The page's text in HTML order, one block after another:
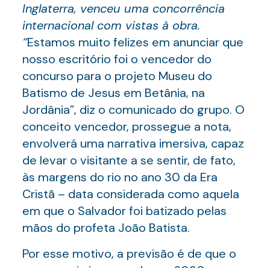
Inglaterra, venceu uma concorrência
internacional com vistas à obra.
“Estamos muito felizes em anunciar que
nosso escritório foi o vencedor do
concurso para o projeto Museu do
Batismo de Jesus em Betânia, na
Jordânia”, diz o comunicado do grupo. O
conceito vencedor, prossegue a nota,
envolverá uma narrativa imersiva, capaz
de levar o visitante a se sentir, de fato,
às margens do rio no ano 30 da Era
Cristã – data considerada como aquela
em que o Salvador foi batizado pelas
mãos do profeta João Batista.
Por esse motivo, a previsão é de que o